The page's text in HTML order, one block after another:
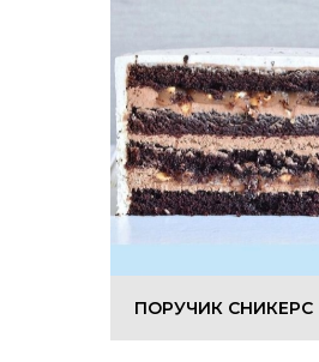
ПОРУЧИК СНИКЕРС